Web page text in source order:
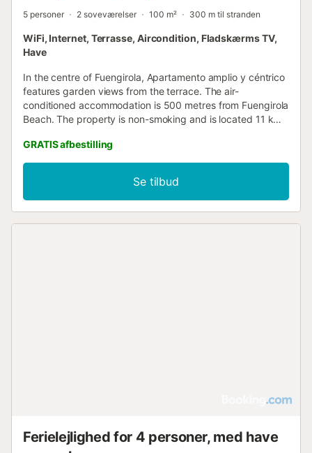
5 personer 2 soveværelser 100 m² 300 m til stranden
WiFi, Internet, Terrasse, Aircondition, Fladskærms TV,
Have
In the centre of Fuengirola, Apartamento amplio y céntrico
features garden views from the terrace. The air-
conditioned accommodation is 500 metres from Fuengirola
Beach. The property is non-smoking and is located 11 km
GRATIS afbestilling
Se tilbud
Ferielejlighed for 4 personer, med have